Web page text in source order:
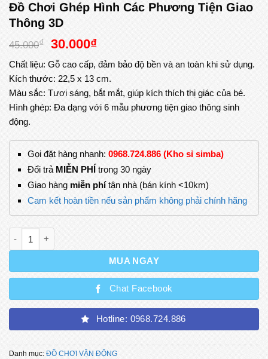
Đồ Chơi Ghép Hình Các Phương Tiện Giao
Thông 3D
45.000₫
Giá
gốc
là:
45.000₫.
30.000₫Giá
tại
là:
30.000₫.
Chất liệu: Gỗ cao cấp, đảm bảo độ bền và an toàn khi sử dụng.
Kích thước: 22,5 x 13 cm.
Màu sắc: Tươi sáng, bắt mắt, giúp kích thích thị giác của bé.
Hình ghép: Đa dạng với 6 mẫu phương tiện giao thông sinh
động.
Gọi đặt hàng nhanh: 0968.724.886 (Kho sỉ simba)
Đổi trảMIỄN PHÍtrong 30 ngày
Giao hàng miễn phítận nhà (bán kính <10km)
Cam kết hoàn tiền nếu sản phẩm không phải chính hãng
MUA NGAY
Chat Facebook
Hotline: 0968.724.886
Danh mục: ĐỒ CHƠI VẬN ĐỘNG